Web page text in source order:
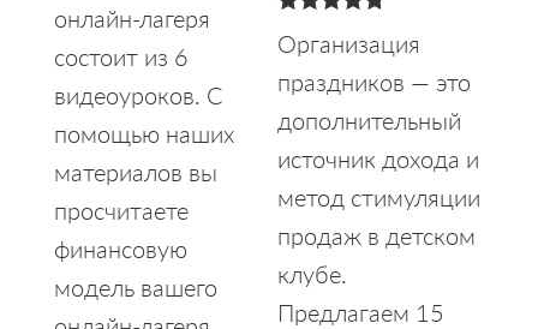
онлайн-лагеря
состоит из 6
видеоуроков. С
помощью наших
материалов вы
просчитаете
финансовую
модель вашего
из 5
Организация
праздников — это
дополнительный
источник дохода и
метод стимуляции
продаж в детском
клубе.
Предлагаем 15